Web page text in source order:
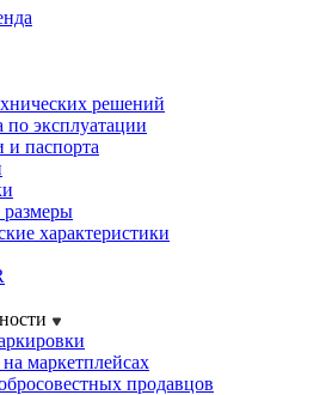
решений
по эксплуатации
паспорта
характеристики
маркетплейсах
продавцов